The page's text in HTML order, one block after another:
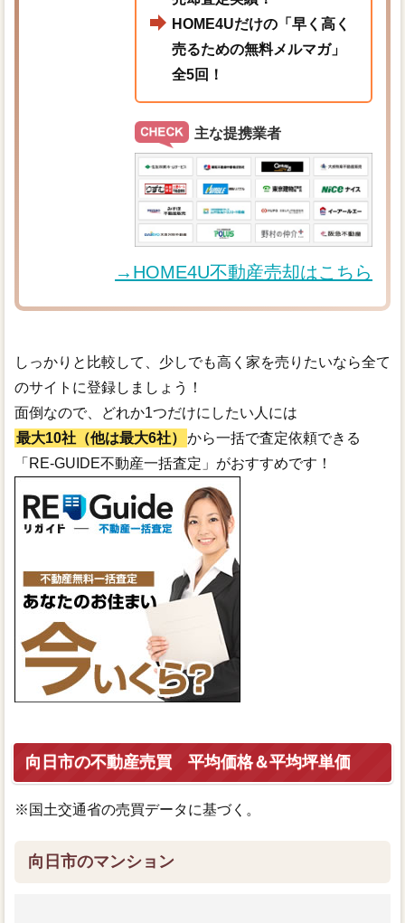
HOME4Uだけの「早く高く
売るための無料メルマガ」
全5回！
主な提携業者
→HOME4U不動産売却はこちら
しっかりと比較して、少しでも高く家を売りたいなら全て
のサイトに登録しましょう！
面倒なので、どれか1つだけにしたい人には
最大10社（他は最大6社）
から一括で査定依頼できる
「RE-GUIDE不動産一括査定」がおすすめです！
向日市の不動産売買 平均価格＆平均坪単価
※国土交通省の売買データに基づく。
向日市のマンション